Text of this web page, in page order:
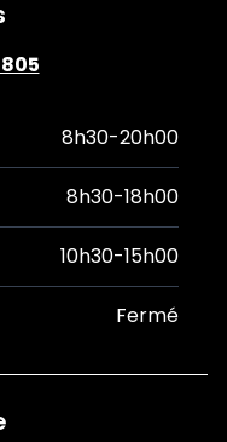
8h30-20h00
8h30-18h00
10h30-15h00
Fermé